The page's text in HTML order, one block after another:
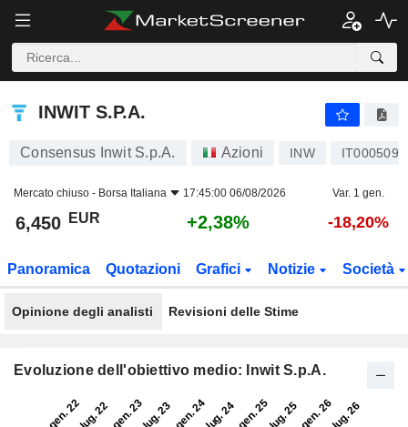
INWIT S.P.A.
INWIT S.P.A.
Consensus Inwit S.p.A. Azioni INW
Mercato chiuso - Borsa Italiana 17:45:00 06/08/2026 Var. 1 gen.
6,450 EUR +2,38% -18,20%
Panoramica Quotazioni Grafici Notizie Società
Opinione degli analisti Revisioni delle Stime
Evoluzione dell'obiettivo medio: Inwit S.p.A.